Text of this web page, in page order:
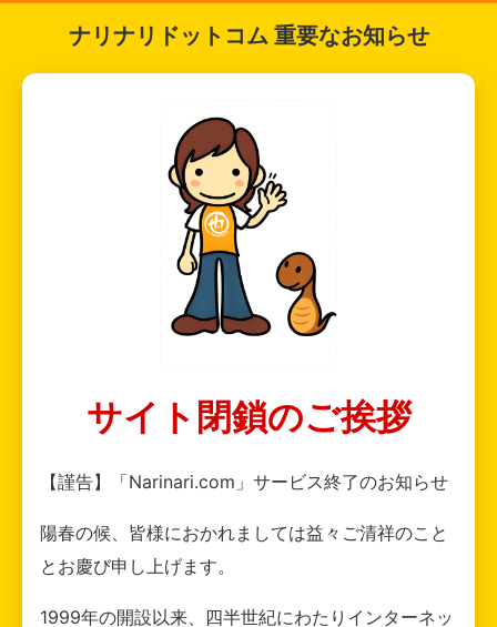
ナリナリドットコム 重要なお知らせ
サイト閉鎖のご挨拶
【謹告】「Narinari.com」サービス終了のお知らせ
陽春の候、皆様におかれましては益々ご清祥のこと
とお慶び申し上げます。
1999年の開設以来、四半世紀にわたりインターネッ